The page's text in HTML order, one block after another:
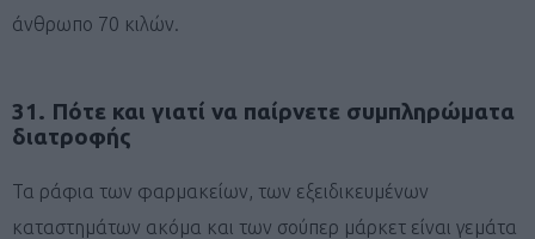
άνθρωπο 70 κιλών.
31. Πότε και γιατί να παίρνετε συμπληρώματα
διατροφής
Τα ράφια των φαρμακείων, των εξειδικευμένων
καταστημάτων ακόμα και των σούπερ μάρκετ είναι γεμάτα